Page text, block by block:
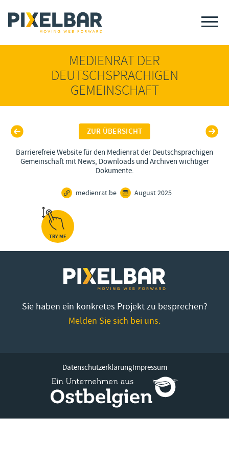
MEDIENRAT DER
DEUTSCHSPRACHIGEN
GEMEINSCHAFT
ZUR ÜBERSICHT
Barrierefreie Website für den Medienrat der Deutschsprachigen
Gemeinschaft mit News, Downloads und Archiven wichtiger
Dokumente.
medienrat.be August 2025
TRY ME
Sie haben ein konkretes Projekt zu besprechen?
Melden Sie sich bei uns.
DatenschutzerklärungImpressum